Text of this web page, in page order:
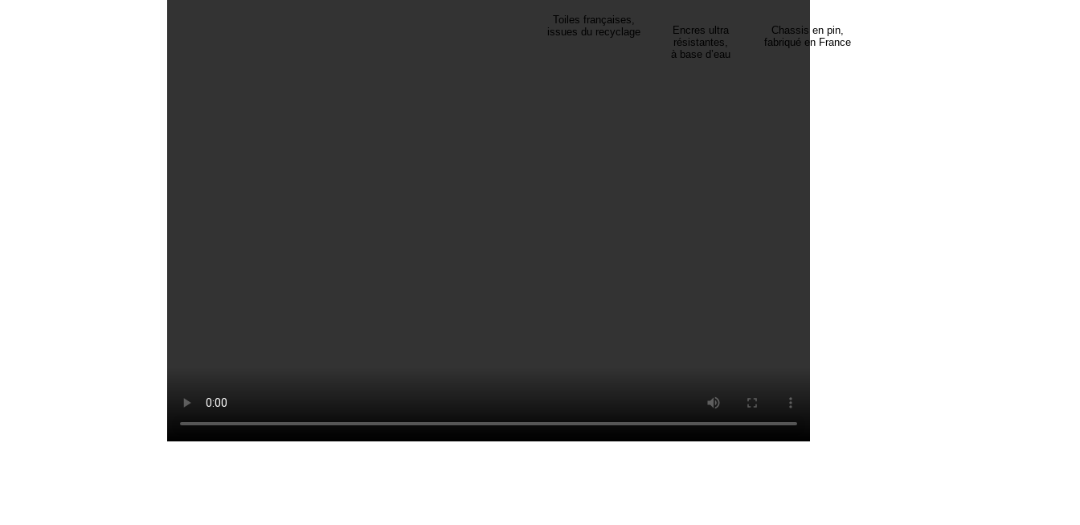
Toiles françaises,
issues du recyclage
Chassis en pin,
fabriqué en France
Encres ultra
résistantes,
à base d’eau